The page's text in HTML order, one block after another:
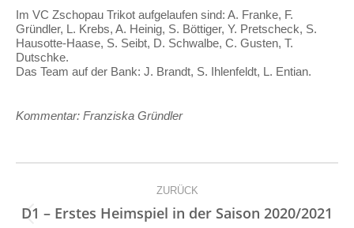
Im VC Zschopau Trikot aufgelaufen sind: A. Franke, F.
Gründler, L. Krebs, A. Heinig, S. Böttiger, Y. Pretscheck, S.
Hausotte-Haase, S. Seibt, D. Schwalbe, C. Gusten, T.
Dutschke.
Das Team auf der Bank: J. Brandt, S. Ihlenfeldt, L. Entian.
Kommentar: Franziska Gründler
Kommentarnavigation
ZURÜCK
Vorheriger
D1 – Erstes Heimspiel in der Saison 2020/2021